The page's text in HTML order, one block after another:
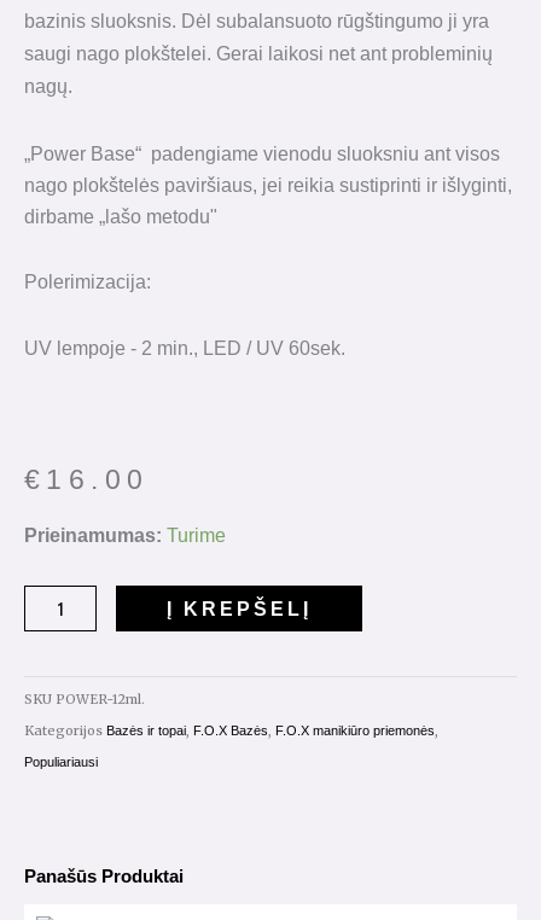
bazinis sluoksnis. Dėl subalansuoto rūgštingumo ji yra
saugi nago plokštelei. Gerai laikosi net ant probleminių
nagų.
„Power Base“ padengiame vienodu sluoksniu ant visos
nago plokštelės paviršiaus, jei reikia sustiprinti ir išlyginti,
dirbame „lašo metodu"
Polerimizacija:
UV lempoje - 2 min., LED / UV 60sek.
€ 16.00
Prieinamumas: Turime
Į KREPŠELĮ
SKU POWER-12ml.
Kategorijos Bazės ir topai, F.O.X Bazės, F.O.X manikiūro priemonės,
Populiariausi
Panašūs Produktai